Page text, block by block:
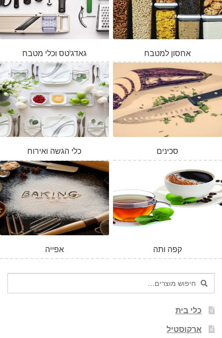
גאדג'טס וכלי מטבח אחסון למטבח
כלי הגשה ואירוח סכינים
אפייה קפה ותה
חיפוש
עבור:
חיפוש
כלי בית
ארקוסטיל